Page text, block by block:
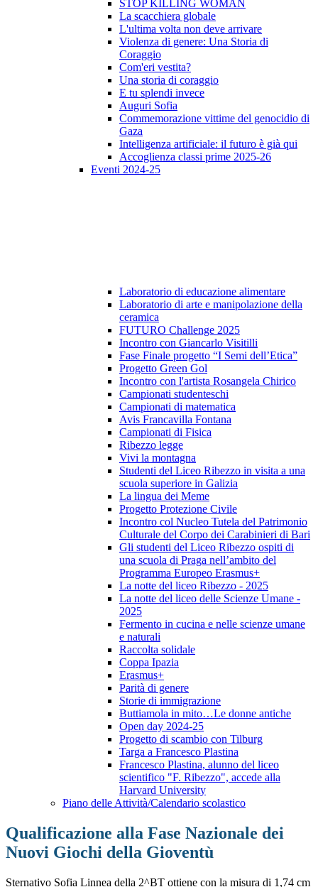
STOP KILLING WOMAN
La scacchiera globale
L'ultima volta non deve arrivare
Violenza di genere: Una Storia di
Coraggio
Com'eri vestita?
Una storia di coraggio
E tu splendi invece
Auguri Sofia
Commemorazione vittime del genocidio di
Gaza
Intelligenza artificiale: il futuro è già qui
Accoglienza classi prime 2025-26
Eventi 2024-25
Laboratorio di educazione alimentare
Laboratorio di arte e manipolazione della
ceramica
FUTURO Challenge 2025
Incontro con Giancarlo Visitilli
Fase Finale progetto “I Semi dell’Etica”
Progetto Green Gol
Incontro con l'artista Rosangela Chirico
Campionati studenteschi
Campionati di matematica
Avis Francavilla Fontana
Campionati di Fisica
Ribezzo legge
Vivi la montagna
Studenti del Liceo Ribezzo in visita a una
scuola superiore in Galizia
La lingua dei Meme
Progetto Protezione Civile
Incontro col Nucleo Tutela del Patrimonio
Culturale del Corpo dei Carabinieri di Bari
Gli studenti del Liceo Ribezzo ospiti di
una scuola di Praga nell’ambito del
Programma Europeo Erasmus+
La notte del liceo Ribezzo - 2025
La notte del liceo delle Scienze Umane -
2025
Fermento in cucina e nelle scienze umane
e naturali
Raccolta solidale
Coppa Ipazia
Erasmus+
Parità di genere
Storie di immigrazione
Buttiamola in mito…Le donne antiche
Open day 2024-25
Progetto di scambio con Tilburg
Targa a Francesco Plastina
Francesco Plastina, alunno del liceo
scientifico "F. Ribezzo", accede alla
Harvard University
Piano delle Attività/Calendario scolastico
Qualificazione alla Fase Nazionale dei
Nuovi Giochi della Gioventù
Sternativo Sofia Linnea della 2^BT ottiene con la misura di 1,74 cm